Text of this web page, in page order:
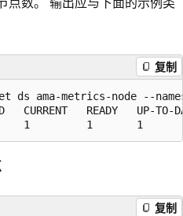
复制
ds ama-metrics-node --
READY   UP-TO-
复制